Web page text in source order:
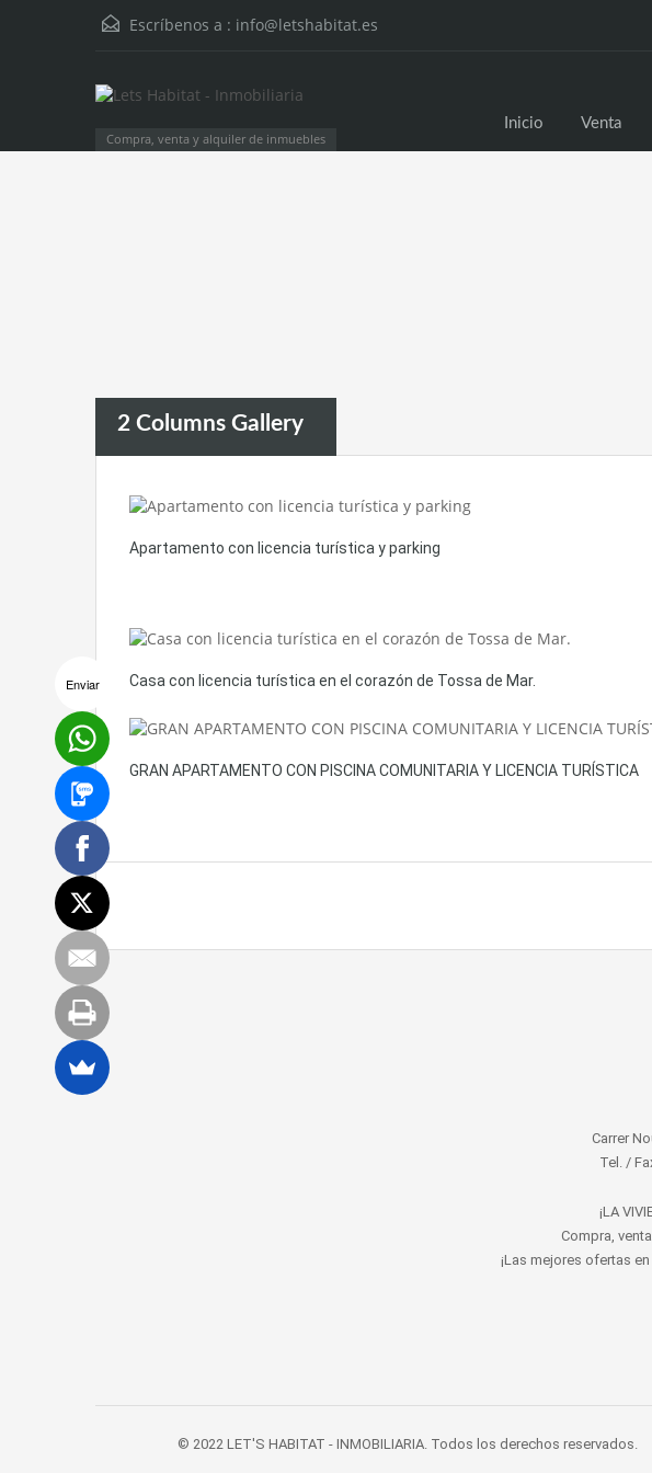
Escríbenos a : info@letshabitat.es
Compra, venta y alquiler de inmuebles
Inicio Venta
2 Columns Gallery
Apartamento con licencia turística y parking
Casa con licencia turística en el corazón de Tossa de Mar.
GRAN APARTAMENTO CON PISCINA COMUNITARIA Y LICENCIA TURÍSTICA
Carrer
Tel. /
¡LA
Compra,
¡Las mejores ofertas
© 2022 LET'S HABITAT - INMOBILIARIA. Todos los derechos reservados.
Enviar